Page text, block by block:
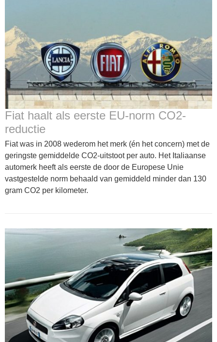
Fiat haalt als eerste EU-norm CO2-
reductie
Fiat was in 2008 wederom het merk (én het concern) met de
geringste gemiddelde CO2-uitstoot per auto. Het Italiaanse
automerk heeft als eerste de door de Europese Unie
vastgestelde norm behaald van gemiddeld minder dan 130
gram CO2 per kilometer.